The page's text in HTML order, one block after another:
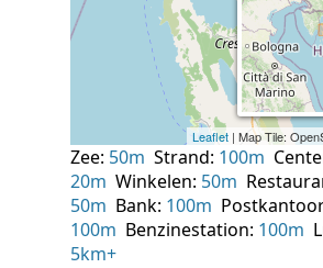
Zee: 50m Strand: 100m
20m Winkelen: 50m
50m Bank: 100m
100m Benzinestation: 100m
5km+